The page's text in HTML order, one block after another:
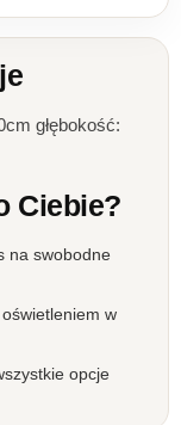
głębokość:
Ciebie?
na swobodne
w
opcje